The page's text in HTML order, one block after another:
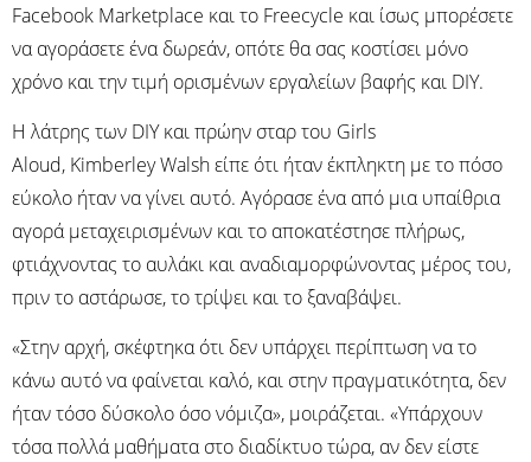
Facebook Marketplace και το Freecycle και ίσως μπορέσετε
να αγοράσετε ένα δωρεάν, οπότε θα σας κοστίσει μόνο
χρόνο και την τιμή ορισμένων εργαλείων βαφής και DIY.
Η λάτρης των DIY και πρώην σταρ του Girls
Aloud, Kimberley Walsh είπε ότι ήταν έκπληκτη με το πόσο
εύκολο ήταν να γίνει αυτό. Αγόρασε ένα από μια υπαίθρια
αγορά μεταχειρισμένων και το αποκατέστησε πλήρως,
φτιάχνοντας το αυλάκι και αναδιαμορφώνοντας μέρος του,
πριν το αστάρωσε, το τρίψει και το ξαναβάψει.
«Στην αρχή, σκέφτηκα ότι δεν υπάρχει περίπτωση να το
κάνω αυτό να φαίνεται καλό, και στην πραγματικότητα, δεν
ήταν τόσο δύσκολο όσο νόμιζα», μοιράζεται. «Υπάρχουν
τόσα πολλά μαθήματα στο διαδίκτυο τώρα, αν δεν είστε